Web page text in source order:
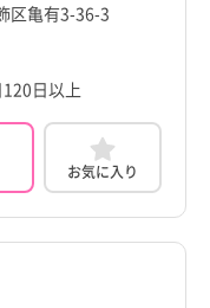
区亀有3-36-3
日以上
お気に入り